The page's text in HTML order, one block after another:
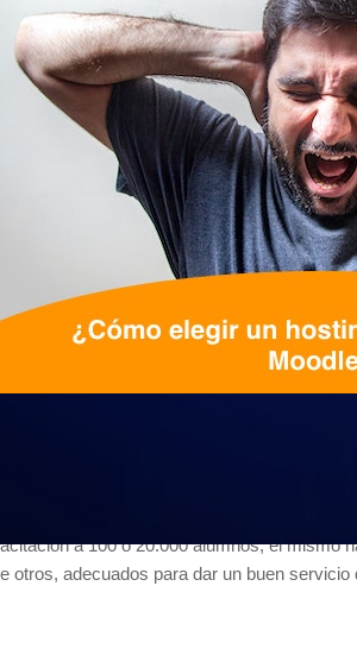
tener en cuenta a la
Moodle? A continuación
a 100 o 20.000 alumnos, el
otros, adecuados para dar un buen